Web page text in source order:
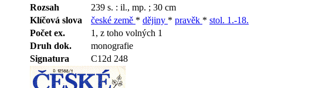
Rozsah
239 s. : il., mp. ; 30 cm
Klíčová slova
české země * dějiny * pravěk * stol. 1.-18.
Počet ex.
1, z toho volných 1
Druh dok.
monografie
Signatura
C12d 248